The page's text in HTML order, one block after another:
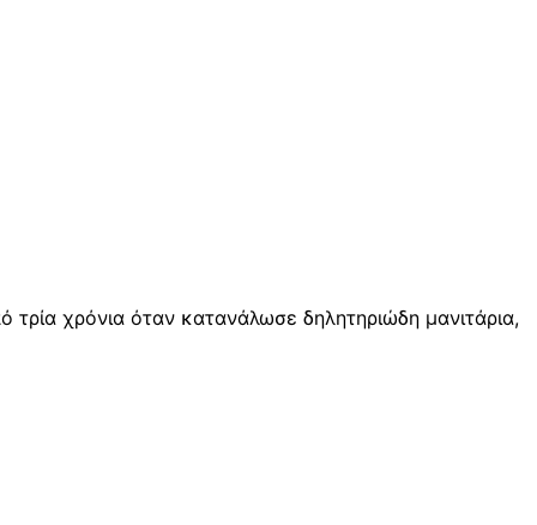
χρόνια όταν κατανάλωσε δηλητηριώδη μανιτάρια,